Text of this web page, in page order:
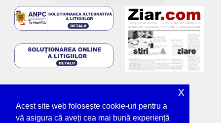
Acest site web folosește cookie-uri pentru a
vă asigura că aveți cea mai bună experiență
x